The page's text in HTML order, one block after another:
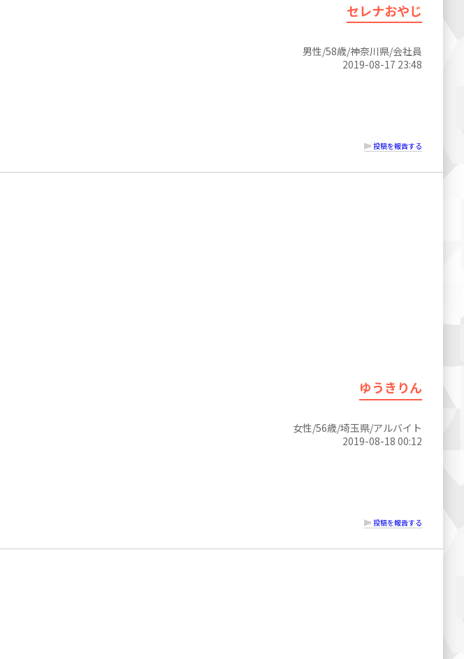
セレナおやじ
男性/58歳/神奈川県/会社員
2019-08-17 23:48
投稿を報告する
ゆうきりん
女性/56歳/埼玉県/アルバイト
2019-08-18 00:12
投稿を報告する